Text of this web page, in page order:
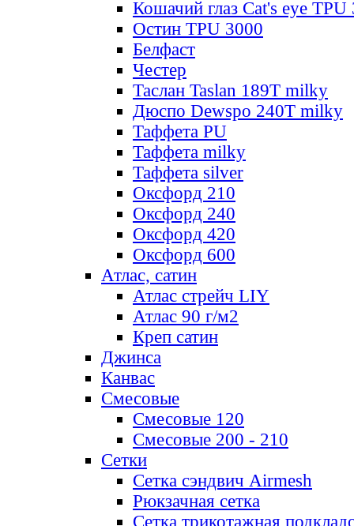
Кошачий глаз Cat's eye TPU
Остин TPU 3000
Белфаст
Честер
Таслан Taslan 189T milky
Дюспо Dewspo 240T milky
Таффета PU
Таффета milky
Таффета silver
Оксфорд 210
Оксфорд 240
Оксфорд 420
Оксфорд 600
Атлас, сатин
Атлас стрейч LIY
Атлас 90 г/м2
Креп сатин
Джинса
Канвас
Смесовые
Смесовые 120
Смесовые 200 - 210
Сетки
Сетка сэндвич Airmesh
Рюкзачная сетка
Сетка трикотажная